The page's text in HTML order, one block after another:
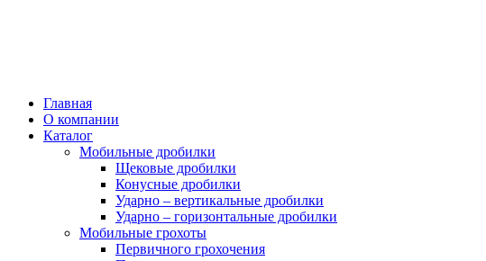
Главная
О компании
Каталог
Мобильные дробилки
Щековые дробилки
Конусные дробилки
Ударно – вертикальные дробилки
Ударно – горизонтальные дробилки
Мобильные грохоты
Первичного грохочения